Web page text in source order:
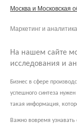
Москва и Московская
Маркетинг и
На нашем сайте
исследования и
Бизнес в сфере
успешного синтеза
такая информация,
Важно вовремя узнавать